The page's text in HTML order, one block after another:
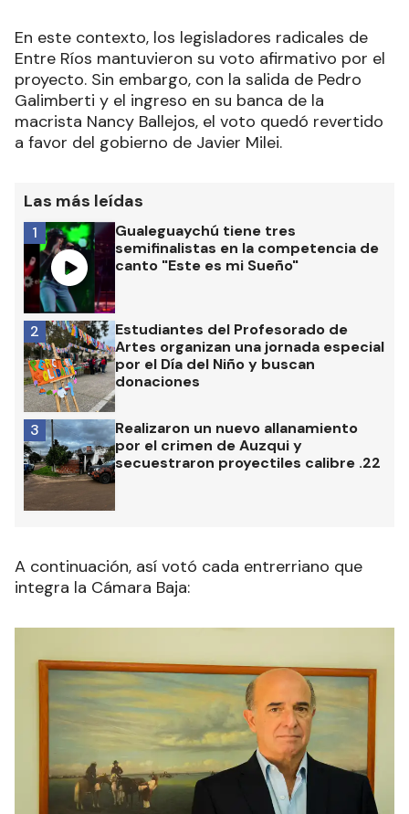
En este contexto, los legisladores radicales de
Entre Ríos mantuvieron su voto afirmativo por el
proyecto. Sin embargo, con la salida de Pedro
Galimberti y el ingreso en su banca de la
macrista Nancy Ballejos, el voto quedó revertido
a favor del gobierno de Javier Milei.
Las más leídas
Gualeguaychú tiene tres
semifinalistas en la competencia de
canto "Este es mi Sueño"
1
Estudiantes del Profesorado de
Artes organizan una jornada especial
por el Día del Niño y buscan
donaciones
2
Realizaron un nuevo allanamiento
por el crimen de Auzqui y
secuestraron proyectiles calibre .22
3
A continuación, así votó cada entrerriano que
integra la Cámara Baja: